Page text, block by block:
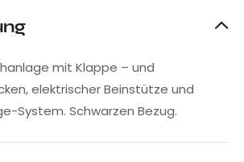
mit Klappe – und
elektrischer Beinstütze und
System. Schwarzen Bezug.